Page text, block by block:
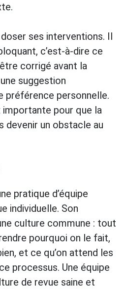
ses interventions. Il
c’est-à-dire ce
corrigé avant la
suggestion
préférence personnelle.
pour que la
devenir un obstacle au
pratique d’équipe
individuelle. Son
culture commune : tout
pourquoi on le fait,
et ce qu’on attend les
processus. Une équipe
de revue saine et